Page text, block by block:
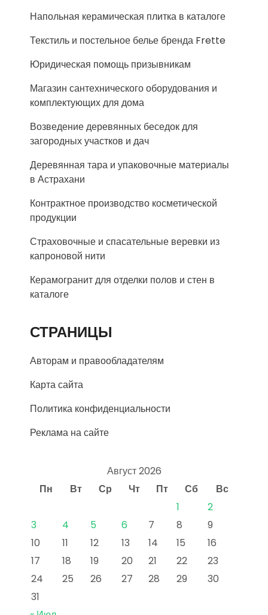
Напольная керамическая плитка в каталоге
Текстиль и постельное белье бренда Frette
Юридическая помощь призывникам
Магазин сантехнического оборудования и
комплектующих для дома
Возведение деревянных беседок для
загородных участков и дач
Деревянная тара и упаковочные материалы
в Астрахани
Контрактное производство косметической
продукции
Страховочные и спасательные веревки из
капроновой нити
Керамогранит для отделки полов и стен в
каталоге
СТРАНИЦЫ
Авторам и правообладателям
Карта сайта
Политика конфиденциальности
Реклама на сайте
Август 2026
Пн
Вт Ср Чт Пт Сб
Вс
1
2
3
4 5 6 7 8
9
10
11 12 13 14 15
16
17
18 19 20 21 22
23
24
25 26 27 28 29
30
31